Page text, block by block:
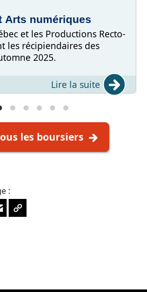
Arts numériques
et les Productions Recto-
les récipiendaires des
2025.
Lire la suite
les boursiers
:
à un ami
Copier le lien